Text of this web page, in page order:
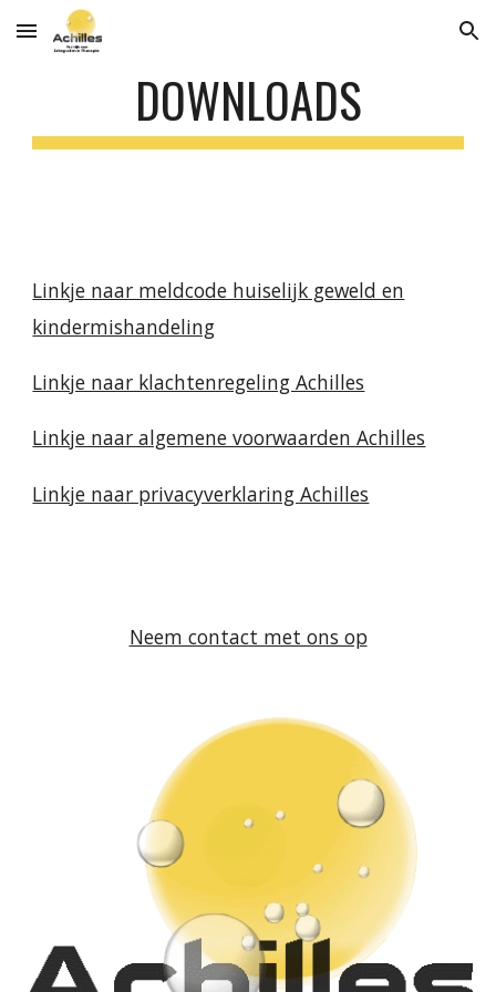
Skip to main content Skip to navigation
DOWNLOADS
Linkje naar meldcode huiselijk geweld en
kindermishandeling
Linkje naar klachtenregeling Achilles
Linkje naar algemene voorwaarden Achilles
Linkje naar privacyverklaring Achilles
Neem contact met ons op